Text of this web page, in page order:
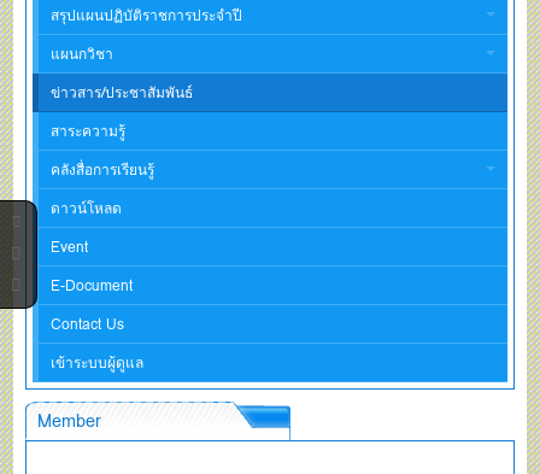
สรุปแผนปฏิบัติราชการประจำปี
แผนกวิชา
ข่าวสาร/ประชาสัมพันธ์
สาระความรู้
คลังสื่อการเรียนรู้
ดาวน์โหลด
Event
E-Document
Contact Us
เข้าระบบผู้ดูแล
Member